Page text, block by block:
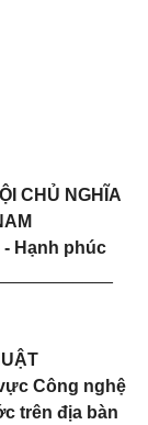
CHỦ NGHĨA
Hạnh phúc
Công nghệ
trên địa bàn